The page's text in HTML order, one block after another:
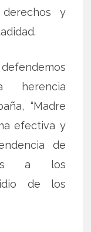
y
herencia
“Madre
efectiva y
de
a los
de los